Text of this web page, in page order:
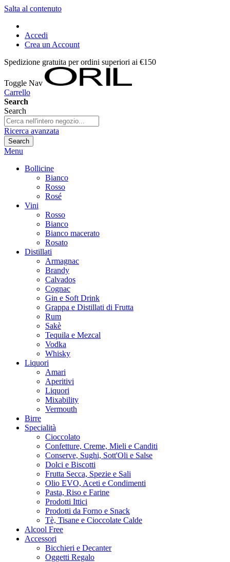
Salta al contenuto
Accedi
Crea un Account
Spedizione gratuita per ordini superiori ai €150
Toggle Nav
Carrello
Search
Search
Ricerca avanzata
Search
Menu
Bollicine
Bianco
Rosso
Rosé
Vini
Rosso
Bianco
Bianco macerato
Rosato
Distillati
Armagnac
Brandy
Calvados
Cognac
Gin e Soft Drink
Grappa e Distillati di Frutta
Rum
Sakè
Tequila e Mezcal
Vodka
Whisky
Liquori
Amari
Aperitivi
Liquori
Mixability
Vermouth
Birre
Specialità
Cioccolato
Confetture, Creme, Mieli e Canditi
Conserve, Sughi, Sott'Oli e Salse
Dolci e Biscotti
Frutta Secca, Spezie e Sali
Olio EVO, Aceti e Condimenti
Pasta, Riso e Farine
Prodotti Ittici
Prodotti da Forno e Snack
Tè, Tisane e Cioccolate Calde
Alcool Free
Accessori
Bicchieri e Decanter
Oggetti Regalo